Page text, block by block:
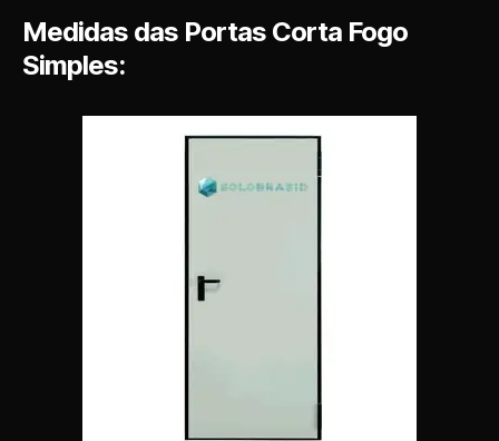
Medidas das Portas Corta Fogo
Simples: